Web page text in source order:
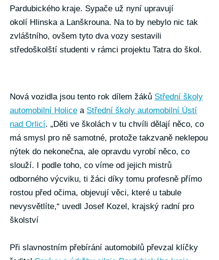
Pardubického kraje. Sypače už nyní upravují
okolí Hlinska a Lanškrouna. Na to by nebylo nic tak
zvláštního, ovšem tyto dva vozy sestavili
středoškolští studenti v rámci projektu Tatra do škol.
Nová vozidla jsou tento rok dílem žáků Střední školy
automobilní Holice a Střední školy automobilní Ústí
nad Orlicí. „Děti ve školách v tu chvíli dělají něco, co
má smysl pro ně samotné, protože takzvaně neklepou
nýtek do nekonečna, ale opravdu vyrobí něco, co
slouží. I podle toho, co víme od jejich mistrů
odborného výcviku, ti žáci díky tomu profesně přímo
rostou před očima, objevují věci, které u tabule
nevysvětlíte,“ uvedl Josef Kozel, krajský radní pro
školství
Při slavnostním přebírání automobilů převzal klíčky